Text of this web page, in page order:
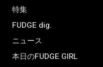
特集
FUDGE dig.
ニュース
本日のFUDGE GIRL